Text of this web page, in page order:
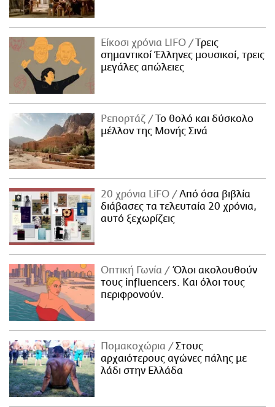
Είκοσι χρόνια LIFO
Tρεις
σημαντικοί Έλληνες μουσικοί, τρεις
μεγάλες απώλειες
Ρεπορτάζ
Το θολό και δύσκολο
μέλλον της Μονής Σινά
20 χρόνια LiFO
Από όσα βιβλία
διάβασες τα τελευταία 20 χρόνια,
αυτό ξεχωρίζεις
Οπτική Γωνία
Όλοι ακολουθούν
τους influencers. Και όλοι τους
περιφρονούν.
Πομακοχώρια
Στους
αρχαιότερους αγώνες πάλης με
λάδι στην Ελλάδα